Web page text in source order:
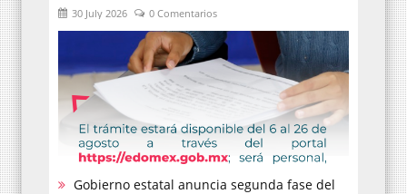
30 July 2026 0 Comentarios
Gobierno estatal anuncia segunda fase del